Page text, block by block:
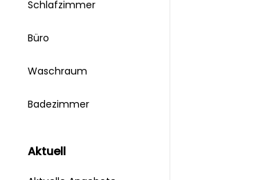
Schlafzimmer
Büro
Waschraum
Badezimmer
aktuell